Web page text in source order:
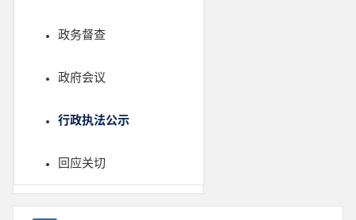
政务督查
政府会议
行政执法公示
回应关切